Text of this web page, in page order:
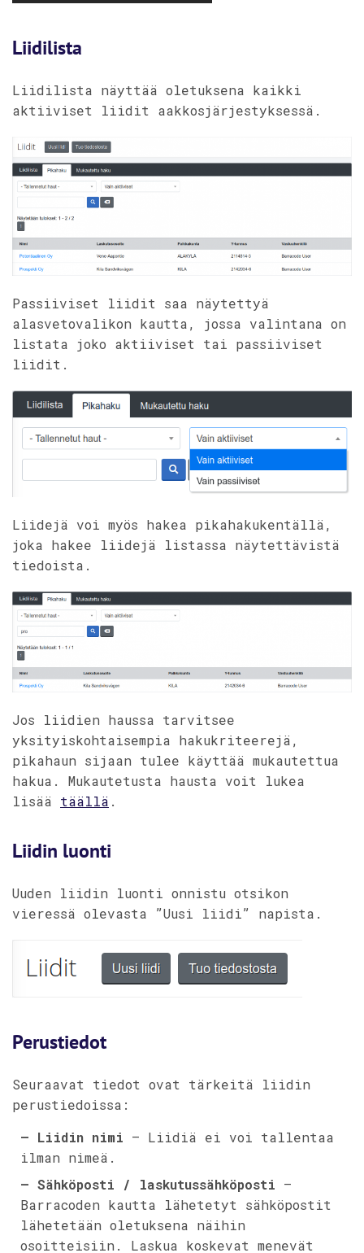
Liidilista
Liidilista näyttää oletuksena kaikki
aktiiviset liidit aakkosjärjestyksessä.
Passiiviset liidit saa näytettyä
alasvetovalikon kautta, jossa valintana on
listata joko aktiiviset tai passiiviset
liidit.
Liidejä voi myös hakea pikahakukentällä,
joka hakee liidejä listassa näytettävistä
tiedoista.
Jos liidien haussa tarvitsee
yksityiskohtaisempia hakukriteerejä,
pikahaun sijaan tulee käyttää mukautettua
hakua. Mukautetusta hausta voit lukea
lisää täällä .
Liidin luonti
Uuden liidin luonti onnistu otsikon
vieressä olevasta ”Uusi liidi” napista.
Perustiedot
Seuraavat tiedot ovat tärkeitä liidin
perustiedoissa:
– Liidin nimi – Liidiä ei voi tallentaa
ilman nimeä.
– Sähköposti / laskutussähköposti –
Barracoden kautta lähetetyt sähköpostit
lähetetään oletuksena näihin
osoitteisiin. Laskua koskevat menevät